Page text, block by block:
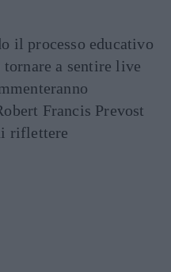
il processo educativo
a sentire live
Francis Prevost
riflettere